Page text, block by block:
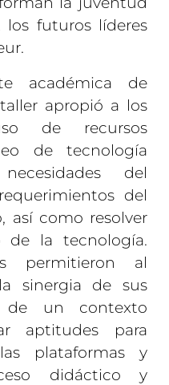
futuros líderes
académica de
apropió a los
de recursos
de tecnología
del
del
así como resolver
de la tecnología.
permitieron al
sinergia de sus
de un contexto
aptitudes para
plataformas y
didáctico y